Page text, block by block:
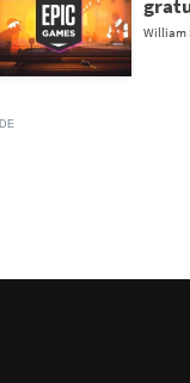
William